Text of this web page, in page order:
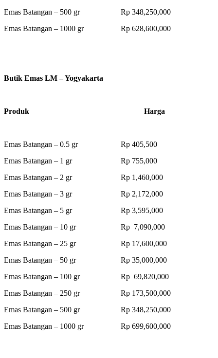
Emas Batangan – 500 gr Rp 348,250,000
Emas Batangan – 1000 gr Rp 628,600,000
Butik Emas LM – Yogyakarta
Produk Harga
Emas Batangan – 0.5 gr Rp 405,500
Emas Batangan – 1 gr Rp 755,000
Emas Batangan – 2 gr Rp 1,460,000
Emas Batangan – 3 gr Rp 2,172,000
Emas Batangan – 5 gr Rp 3,595,000
Emas Batangan – 10 gr Rp 7,090,000
Emas Batangan – 25 gr Rp 17,600,000
Emas Batangan – 50 gr Rp 35,000,000
Emas Batangan – 100 gr Rp 69,820,000
Emas Batangan – 250 gr Rp 173,500,000
Emas Batangan – 500 gr Rp 348,250,000
Emas Batangan – 1000 gr Rp 699,600,000